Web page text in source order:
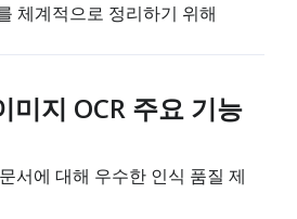
체계적으로 정리하기 위해
미지 OCR 주요 기능
서에 대해 우수한 인식 품질 제